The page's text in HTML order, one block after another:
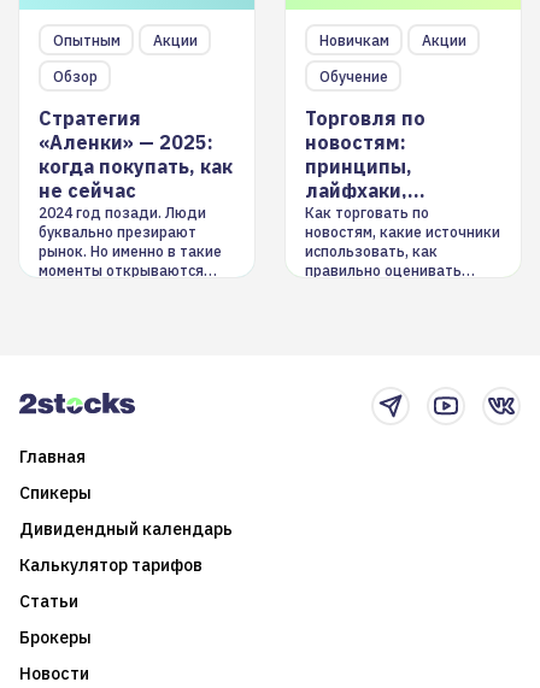
Опытным
Акции
Обзор
Стратегия
«Аленки» — 2025:
когда покупать, как
не сейчас
2024 год позади. Люди
буквально презирают
рынок. Но именно в такие
моменты открываются
Новичкам
Акции
Обучение
Торговля по
новостям:
принципы,
лайфхаки,
инструменты
Как торговать по
новостям, какие источники
использовать, как
правильно оценивать
Главная
Спикеры
Дивидендный календарь
Калькулятор тарифов
Статьи
Брокеры
Новости